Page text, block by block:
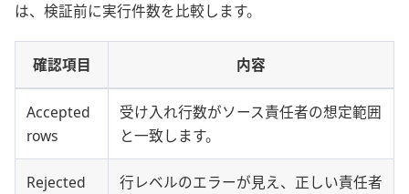
は、検証前に実行件数を比較します。
確認項目 内容
Accepted
rows
受け入れ行数がソース責任者の想定範囲
と一致します。
Rejected
行レベルのエラーが見え、正しい責任者